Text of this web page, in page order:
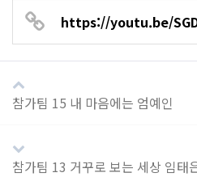
https://youtu.be/
참가팀 15 내 마음에는 엄예인
참가팀 13 거꾸로 보는 세상 임태